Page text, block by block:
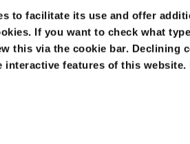
to facilitate its use and offer
If you want to check what
this via the cookie bar. Declining
features of this website.